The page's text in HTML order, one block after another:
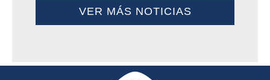
VER MÁS NOTICIAS